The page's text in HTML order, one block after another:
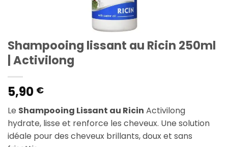
Shampooing lissant au Ricin 250ml
| Activilong
5,90 €
Le Shampooing Lissant au Ricin Activilong
hydrate, lisse et renforce les cheveux. Une solution
idéale pour des cheveux brillants, doux et sans